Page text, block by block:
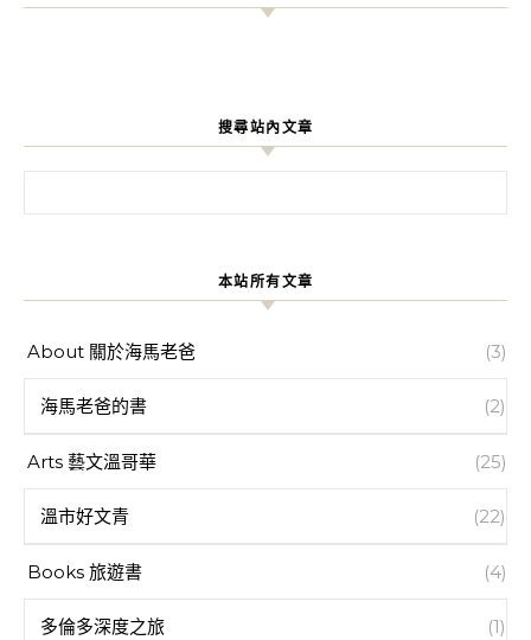
搜尋站內文章
本站所有文章
About 關於海馬老爸 (3)
海馬老爸的書 (2)
Arts 藝文溫哥華 (25)
溫市好文青 (22)
Books 旅遊書 (4)
多倫多深度之旅 (1)